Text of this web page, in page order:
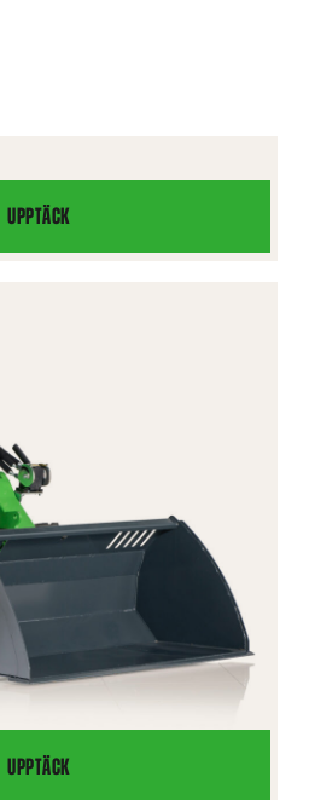
UPPTÄCK
UNIVERSALSKOPA
UPPTÄCK
UNIVERSALSKOPA